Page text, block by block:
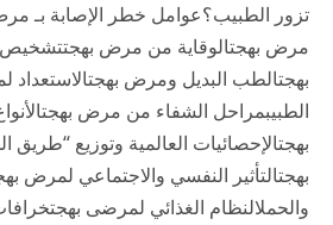
تزور الطبيب؟عوامل خطر الإصابة بـ
مرض بهجتالوقاية من مرض بهجتتشخيص
بهجتالطب البديل ومرض بهجتالاستعداد
الطبيبمراحل الشفاء من مرض بهجت
بهجتالإحصائيات العالمية وتوزيع “طريق
بهجتالتأثير النفسي والاجتماعي لمرض
والحملالنظام الغذائي لمرضى بهجت